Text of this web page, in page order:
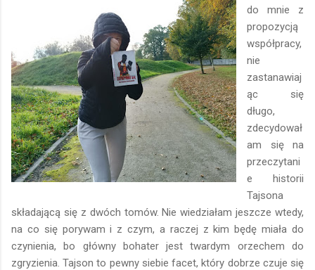
do mnie z
propozycją
współpracy,
nie
zastanawiaj
ąc się
długo,
zdecydował
am się na
przeczytani
e historii
Tajsona
składającą się z dwóch tomów. Nie wiedziałam jeszcze wtedy,
na co się porywam i z czym, a raczej z kim będę miała do
czynienia, bo główny bohater jest twardym orzechem do
zgryzienia. Tajson to pewny siebie facet, który dobrze czuje się